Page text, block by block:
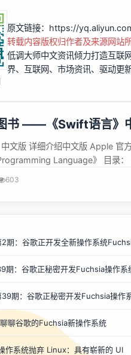
原文链接： https://
转载内容版权归作者及来源网站所
低调大师中文资讯倾力打造互联
界、互联网、市场资讯、驱动更
书 ——《Swift语言》
中文版 详细介绍中文版 Apple 官
Language》 目录：
完成 By numbbbbb) Swift 初
教程 基础部分(完成 By
基本操作符(完成 By
By @wh1100717) 集合类型(完
包(完成 By @wh1100717) 枚举(
方法(完成 By @pp-prog) 下
程(完成) 自动引用计数(完成 By
603
期：谷歌正开发全新操作系统
期：谷歌正秘密开发Fuchsia操作系
期：谷歌正秘密开发Fuchsia操作
聊谷歌的Fuchsia新操作系统
作系统抛弃 Linux：具有崭新的 UI